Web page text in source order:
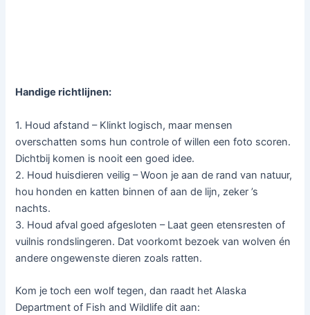
Handige richtlijnen:
1. Houd afstand – Klinkt logisch, maar mensen
overschatten soms hun controle of willen een foto scoren.
Dichtbij komen is nooit een goed idee.
2. Houd huisdieren veilig – Woon je aan de rand van natuur,
hou honden en katten binnen of aan de lijn, zeker ’s
nachts.
3. Houd afval goed afgesloten – Laat geen etensresten of
vuilnis rondslingeren. Dat voorkomt bezoek van wolven én
andere ongewenste dieren zoals ratten.
Kom je toch een wolf tegen, dan raadt het Alaska
Department of Fish and Wildlife dit aan: